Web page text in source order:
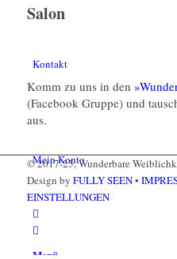
Kontakt
Mein Konto
Menü
Salon
Komm zu uns in den
(Facebook Gruppe) und
aus.
© 2017-25, Wunderbare
Design by FULLY SEEN•
EINSTELLUNGEN